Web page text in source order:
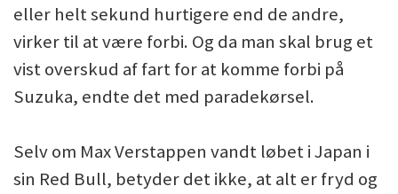
eller helt sekund hurtigere end de andre,
virker til at være forbi. Og da man skal brug et
vist overskud af fart for at komme forbi på
Suzuka, endte det med paradekørsel.
Selv om Max Verstappen vandt løbet i Japan i
sin Red Bull, betyder det ikke, at alt er fryd og